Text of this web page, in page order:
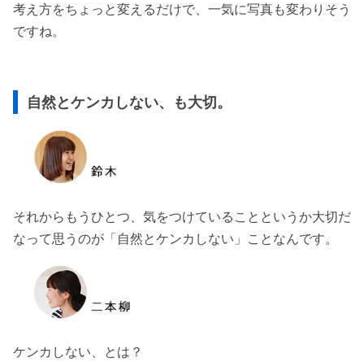
考え方をちょっと変えるだけで、一気に写真も変わりそう
ですね。
自然とケンカしない、も大切。
それからもうひとつ、気をつけていることというか大切だ
なって思うのが「自然とケンカしない」ことなんです。
ケンカしない、とは？